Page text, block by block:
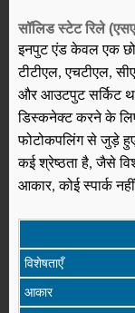
सॉलिड स्टेट रिले
इनपुट एंड केवल एक
टीटीएल, एचटीएल,
और आउटपुट सर्किट
डिस्कनेक्ट करने के
फोटोकपलिंग से जुड़े
कई श्रेष्ठता है, जैसे
आकार, कोई स्पार्क
विशेषताएँ
आकार